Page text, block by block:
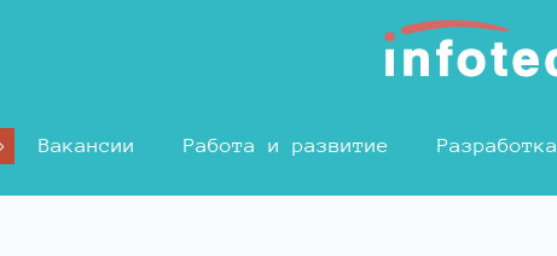
Вакансии Работа и развитие Разработка